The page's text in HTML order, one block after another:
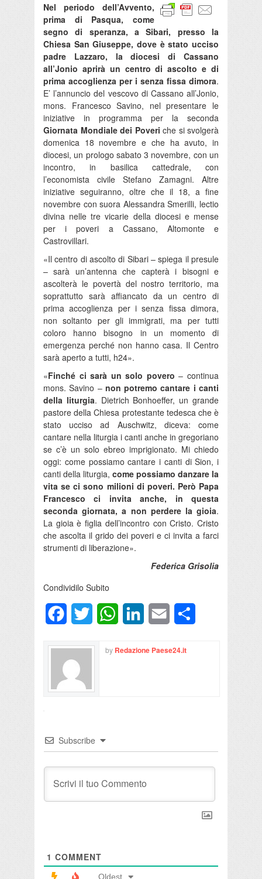
Nel periodo dell’Avvento,
prima di Pasqua, come
segno di speranza, a Sibari, presso la
Chiesa San Giuseppe, dove è stato ucciso
padre Lazzaro, la diocesi di Cassano
all’Jonio aprirà un centro di ascolto e di
prima accoglienza per i senza fissa dimora.
E’ l’annuncio del vescovo di Cassano all’Jonio,
mons. Francesco Savino, nel presentare le
iniziative in programma per la seconda
Giornata Mondiale dei Poveri che si svolgerà
domenica 18 novembre e che ha avuto, in
diocesi, un prologo sabato 3 novembre, con un
incontro, in basilica cattedrale, con
l’economista civile Stefano Zamagni. Altre
iniziative seguiranno, oltre che il 18, a fine
novembre con suora Alessandra Smerilli, lectio
divina nelle tre vicarie della diocesi e mense
per i poveri a Cassano, Altomonte e
Castrovillari.
«Il centro di ascolto di Sibari – spiega il presule
– sarà un’antenna che capterà i bisogni e
ascolterà le povertà del nostro territorio, ma
soprattutto sarà affiancato da un centro di
prima accoglienza per i senza fissa dimora,
non soltanto per gli immigrati, ma per tutti
coloro hanno bisogno in un momento di
emergenza perché non hanno casa. Il Centro
sarà aperto a tutti, h24».
«Finché ci sarà un solo povero– continua
mons. Savino – non potremo cantare i canti
della liturgia. Dietrich Bonhoeffer, un grande
pastore della Chiesa protestante tedesca che è
stato ucciso ad Auschwitz, diceva: come
cantare nella liturgia i canti anche in gregoriano
se c’è un solo ebreo imprigionato. Mi chiedo
oggi: come possiamo cantare i canti di Sion, i
canti della liturgia, come possiamo danzare la
vita se ci sono milioni di poveri. Però Papa
Francesco ci invita anche, in questa
seconda giornata, a non perdere la gioia.
La gioia è figlia dell’incontro con Cristo. Cristo
che ascolta il grido dei poveri e ci invita a farci
strumenti di liberazione».
Federica Grisolia
Condividilo Subito
FacebookTwitter WhatsAppLinkedInEmail
by Redazione Paese24.it
Subscribe
1 COMMENT
Oldest